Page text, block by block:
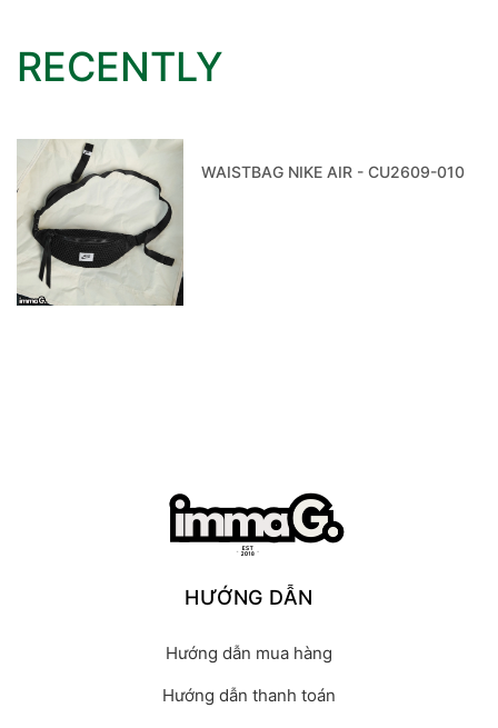
RECENTLY
WAISTBAG NIKE AIR - CU2609-010
HƯỚNG DẪN
Hướng dẫn mua hàng
Hướng dẫn thanh toán